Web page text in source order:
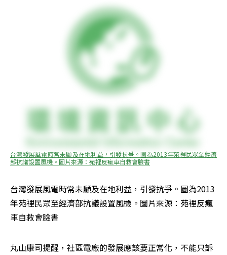
台灣發展風電時常未顧及在地利益，引發抗爭。圖為2013年苑裡民眾至經濟
部抗議設置風機。圖片來源：苑裡反瘋車自救會臉書
台灣發展風電時常未顧及在地利益，引發抗爭。圖為2013
年苑裡民眾至經濟部抗議設置風機。圖片來源：苑裡反瘋
車自救會臉書
丸山康司提醒，社區電廠的發展應該要正常化，不能只訴